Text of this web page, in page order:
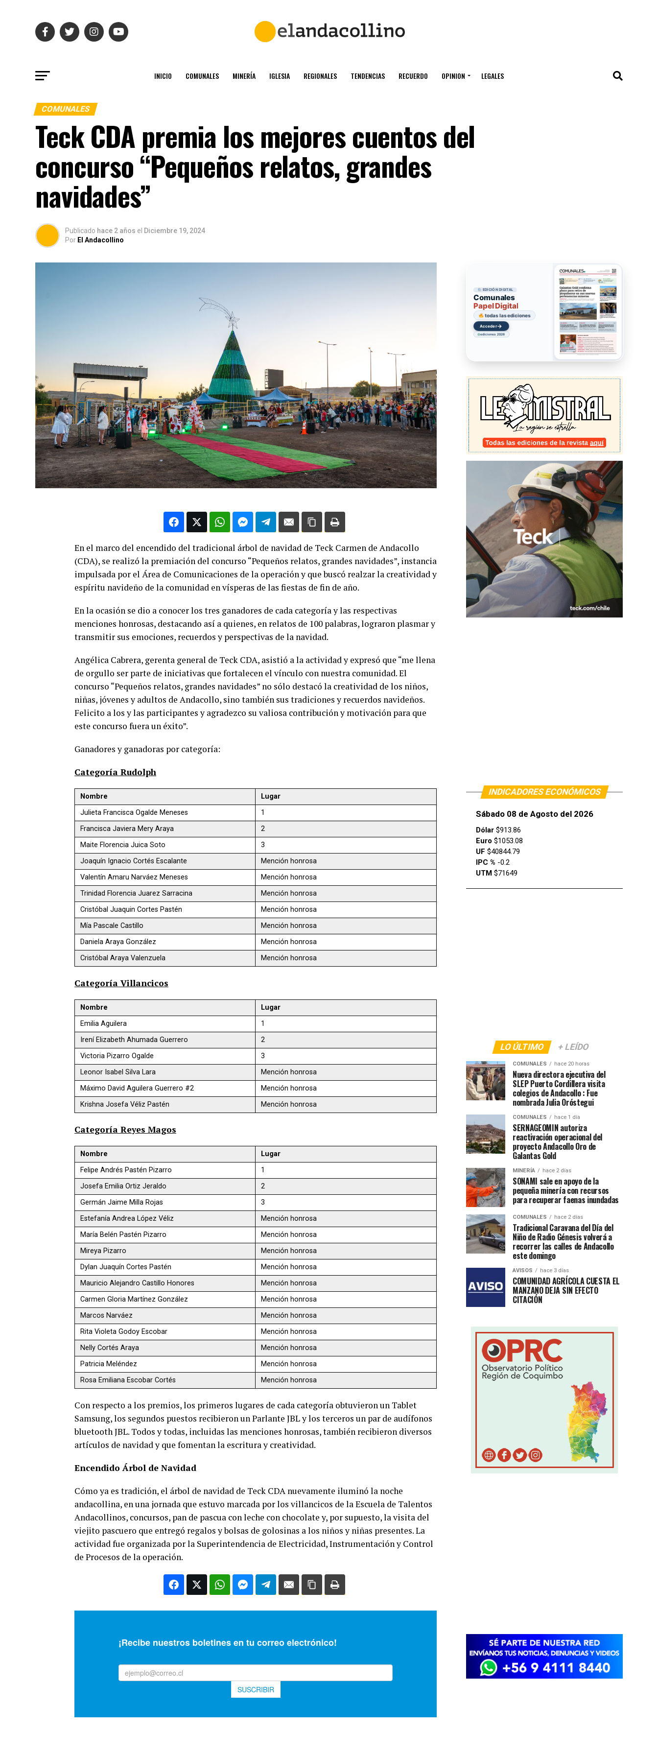
INICIO COMUNALES MINERÍA IGLESIA REGIONALES TENDENCIAS RECUERDO OPINION LEGALES
COMUNALES
Teck CDA premia los mejores cuentos del
concurso “Pequeños relatos, grandes
navidades”
Publicado hace 2 años el Diciembre 19, 2024
Por El Andacollino
En el marco del encendido del tradicional árbol de navidad de Teck Carmen de Andacollo
(CDA), se realizó la premiación del concurso “Pequeños relatos, grandes navidades”, instancia
impulsada por el Área de Comunicaciones de la operación y que buscó realzar la creatividad y
espíritu navideño de la comunidad en vísperas de las fiestas de fin de año.
En la ocasión se dio a conocer los tres ganadores de cada categoría y las respectivas
menciones honrosas, destacando así a quienes, en relatos de 100 palabras, lograron plasmar y
transmitir sus emociones, recuerdos y perspectivas de la navidad.
Angélica Cabrera, gerenta general de Teck CDA, asistió a la actividad y expresó que “me llena
de orgullo ser parte de iniciativas que fortalecen el vínculo con nuestra comunidad. El
concurso “Pequeños relatos, grandes navidades” no sólo destacó la creatividad de los niños,
niñas, jóvenes y adultos de Andacollo, sino también sus tradiciones y recuerdos navideños.
Felicito a los y las participantes y agradezco su valiosa contribución y motivación para que
este concurso fuera un éxito”.
Ganadores y ganadoras por categoría:
Categoría Rudolph
Nombre
Lugar
Julieta Francisca Ogalde Meneses
1
Francisca Javiera Mery Araya
2
Maite Florencia Juica Soto
3
Joaquín Ignacio Cortés Escalante
Mención honrosa
Valentín Amaru Narváez Meneses
Mención honrosa
Trinidad Florencia Juarez Sarracina
Mención honrosa
Cristóbal Juaquin Cortes Pastén
Mención honrosa
Mía Pascale Castillo
Mención honrosa
Daniela Araya González
Mención honrosa
Cristóbal Araya Valenzuela
Mención honrosa
Categoría Villancicos
Nombre
Lugar
Emilia Aguilera
1
Irení Elizabeth Ahumada Guerrero
2
Victoria Pizarro Ogalde
3
Leonor Isabel Silva Lara
Mención honrosa
Máximo David Aguilera Guerrero #2
Mención honrosa
Krishna Josefa Véliz Pastén
Mención honrosa
Categoría Reyes Magos
Nombre
Lugar
Felipe Andrés Pastén Pizarro
1
Josefa Emilia Ortiz Jeraldo
2
Germán Jaime Milla Rojas
3
Estefanía Andrea López Véliz
Mención honrosa
María Belén Pastén Pizarro
Mención honrosa
Mireya Pizarro
Mención honrosa
Dylan Juaquín Cortes Pastén
Mención honrosa
Mauricio Alejandro Castillo Honores
Mención honrosa
Carmen Gloria Martínez González
Mención honrosa
Marcos Narváez
Mención honrosa
Rita Violeta Godoy Escobar
Mención honrosa
Nelly Cortés Araya
Mención honrosa
Patricia Meléndez
Mención honrosa
Rosa Emiliana Escobar Cortés
Mención honrosa
Con respecto a los premios, los primeros lugares de cada categoría obtuvieron un Tablet
Samsung, los segundos puestos recibieron un Parlante JBL y los terceros un par de audífonos
bluetooth JBL. Todos y todas, incluidas las menciones honrosas, también recibieron diversos
artículos de navidad y que fomentan la escritura y creatividad.
Encendido Árbol de Navidad
Cómo ya es tradición, el árbol de navidad de Teck CDA nuevamente iluminó la noche
andacollina, en una jornada que estuvo marcada por los villancicos de la Escuela de Talentos
Andacollinos, concursos, pan de pascua con leche con chocolate y, por supuesto, la visita del
viejito pascuero que entregó regalos y bolsas de golosinas a los niños y niñas presentes. La
actividad fue organizada por la Superintendencia de Electricidad, Instrumentación y Control
de Procesos de la operación.
EDICIÓN DIGITAL
Comunales
Papel Digital
todas las ediciones
Acceder→
ediciones 2026
INDICADORES ECONÓMICOS
Sábado 08 de Agosto del 2026
Dólar $913.86
Euro $1053.08
UF $40844.79
IPC % -0.2
UTM $71649
LO ÚLTIMO + LEÍDO
COMUNALES hace 20 horas
Nueva directora ejecutiva del
SLEP Puerto Cordillera visita
colegios de Andacollo : Fue
nombrada Julia Oróstegui
COMUNALES hace 1 día
SERNAGEOMIN autoriza
reactivación operacional del
proyecto Andacollo Oro de
Galantas Gold
MINERÍA hace 2 días
SONAMI sale en apoyo de la
pequeña minería con recursos
para recuperar faenas inundadas
COMUNALES hace 2 días
Tradicional Caravana del Día del
Niño de Radio Génesis volverá a
recorrer las calles de Andacollo
este domingo
AVISOS hace 3 días
COMUNIDAD AGRÍCOLA CUESTA EL
MANZANO DEJA SIN EFECTO
CITACIÓN